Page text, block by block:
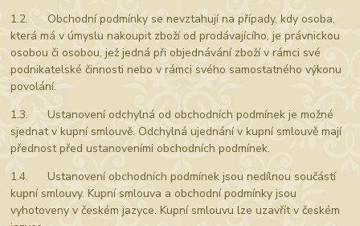
1.2. Obchodní podmínky se nevztahují na případy, kdy osoba,
která má v úmyslu nakoupit zboží od prodávajícího, je právnickou
osobou či osobou, jež jedná při objednávání zboží v rámci své
podnikatelské činnosti nebo v rámci svého samostatného výkonu
povolání.
1.3. Ustanovení odchylná od obchodních podmínek je možné
sjednat v kupní smlouvě. Odchylná ujednání v kupní smlouvě mají
přednost před ustanoveními obchodních podmínek.
1.4. Ustanovení obchodních podmínek jsou nedílnou součástí
kupní smlouvy. Kupní smlouva a obchodní podmínky jsou
vyhotoveny v českém jazyce. Kupní smlouvu lze uzavřít v českém